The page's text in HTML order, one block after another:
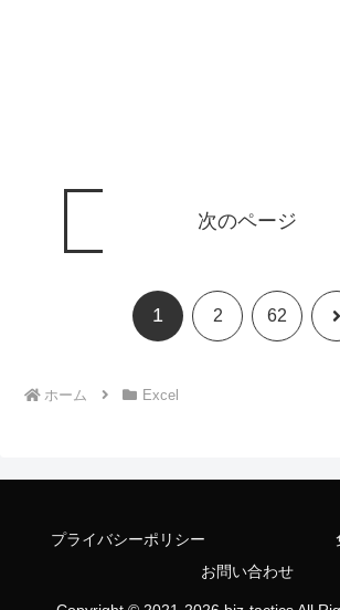
次のページ
1 2 62 次
ホーム Excel
プライバシーポリシー
お問い合わせ